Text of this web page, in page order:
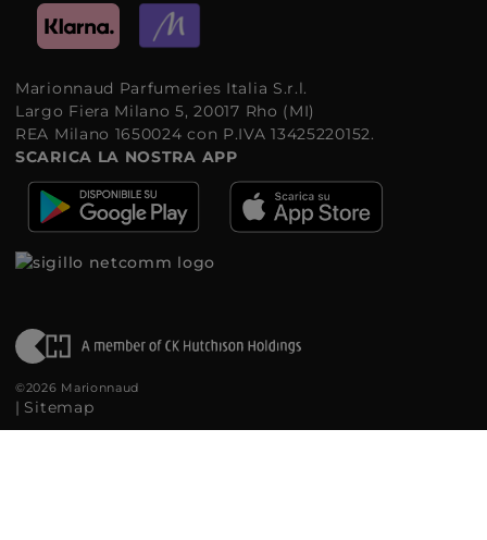
Marionnaud Parfumeries Italia S.r.l.
Largo Fiera Milano 5, 20017 Rho (MI)
REA Milano 1650024 con P.IVA 13425220152.
SCARICA LA NOSTRA APP
©2026 Marionnaud
| Sitemap